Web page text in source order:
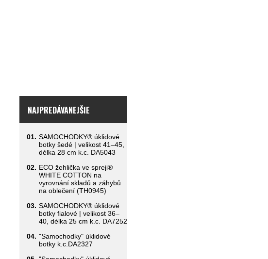
NAJPREDÁVANEJŠIE
01. SAMOCHODKY® úklidové
botky šedé | velikost 41–45,
délka 28 cm k.c. DA5043
02. ECO žehlička ve spreji®
WHITE COTTON na
vyrovnání skladů a záhybů
na oblečení (TH0945)
03. SAMOCHODKY® úklidové
botky fialové | velikost 36–
40, délka 25 cm k.c. DA7252
04. "Samochodky" úklidové
botky k.c.DA2327